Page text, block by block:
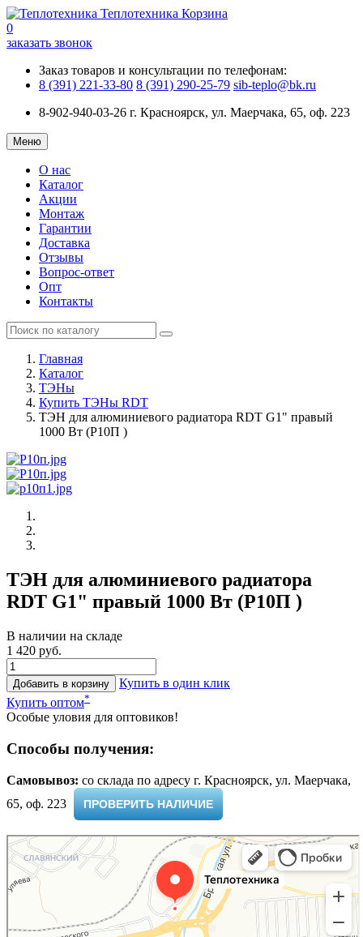
Теплотехника Корзина
0
заказать звонок
Заказ товаров и консультации по телефонам:
8 (391) 221-33-80 8 (391) 290-25-79 sib-teplo@bk.ru
8-902-940-03-26 г. Красноярск, ул. Маерчака, 65, оф. 223
Меню
О нас
Каталог
Акции
Монтаж
Гарантии
Доставка
Отзывы
Вопрос-ответ
Опт
Контакты
Главная
Каталог
ТЭНы
Купить ТЭНы RDT
ТЭН для алюминиевого радиатора RDT G1" правый
1000 Вт (Р10П )
ТЭН для алюминиевого радиатора
RDT G1" правый 1000 Вт (Р10П )
В наличии на складе
1 420 руб.
Добавить в корзину
Купить в один клик
Купить оптом*
Особые уловия для оптовиков!
Способы получения:
Самовывоз: cо склада по адресу г. Красноярск, ул. Маерчака,
65, оф. 223 ​
ПРОВЕРИТЬ НАЛИЧИЕ